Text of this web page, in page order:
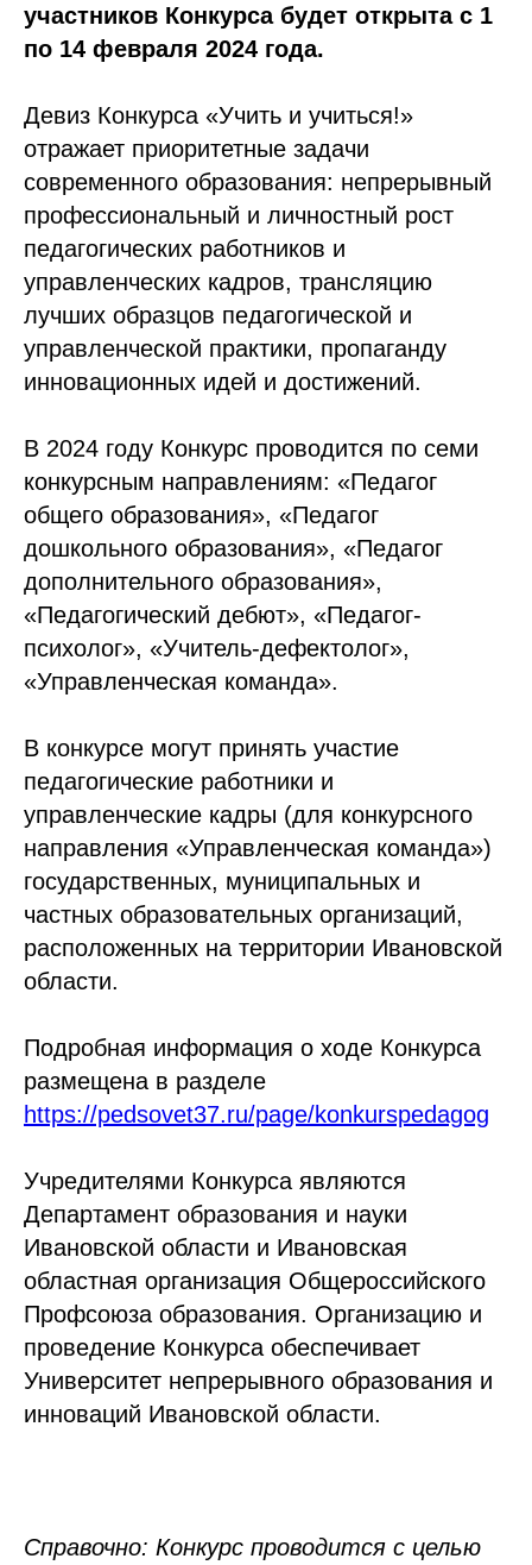
участников Конкурса будет открыта с 1
по 14 февраля 2024 года.
Девиз Конкурса «Учить и учиться!»
отражает приоритетные задачи
современного образования: непрерывный
профессиональный и личностный рост
педагогических работников и
управленческих кадров, трансляцию
лучших образцов педагогической и
управленческой практики, пропаганду
инновационных идей и достижений.
В 2024 году Конкурс проводится по семи
конкурсным направлениям: «Педагог
общего образования», «Педагог
дошкольного образования», «Педагог
дополнительного образования»,
«Педагогический дебют», «Педагог-
психолог», «Учитель-дефектолог»,
«Управленческая команда».
В конкурсе могут принять участие
педагогические работники и
управленческие кадры (для конкурсного
направления «Управленческая команда»)
государственных, муниципальных и
частных образовательных организаций,
расположенных на территории Ивановской
области.
Подробная информация о ходе Конкурса
размещена в разделе
https://pedsovet37.ru/page/konkurspedagog
Учредителями Конкурса являются
Департамент образования и науки
Ивановской области и Ивановская
областная организация Общероссийского
Профсоюза образования. Организацию и
проведение Конкурса обеспечивает
Университет непрерывного образования и
инноваций Ивановской области.
Справочно: Конкурс проводится с целью